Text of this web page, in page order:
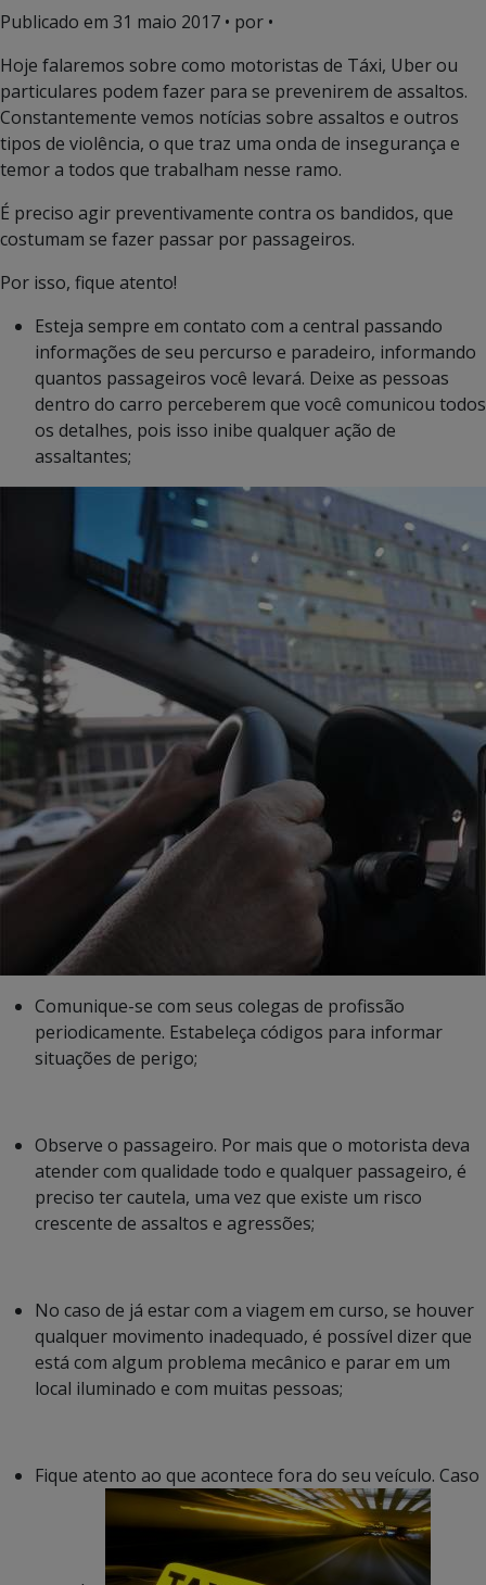
Publicado em 31 maio 2017 • por •
Hoje falaremos sobre como motoristas de Táxi, Uber ou
particulares podem fazer para se prevenirem de assaltos.
Constantemente vemos notícias sobre assaltos e outros
tipos de violência, o que traz uma onda de insegurança e
temor a todos que trabalham nesse ramo.
É preciso agir preventivamente contra os bandidos, que
costumam se fazer passar por passageiros.
Por isso, fique atento!
Esteja sempre em contato com a central passando
informações de seu percurso e paradeiro, informando
quantos passageiros você levará. Deixe as pessoas
dentro do carro perceberem que você comunicou todos
os detalhes, pois isso inibe qualquer ação de
assaltantes;
Comunique-se com seus colegas de profissão
periodicamente. Estabeleça códigos para informar
situações de perigo;
Observe o passageiro. Por mais que o motorista deva
atender com qualidade todo e qualquer passageiro, é
preciso ter cautela, uma vez que existe um risco
crescente de assaltos e agressões;
No caso de já estar com a viagem em curso, se houver
qualquer movimento inadequado, é possível dizer que
está com algum problema mecânico e parar em um
local iluminado e com muitas pessoas;
Fique atento ao que acontece fora do seu veículo. Caso